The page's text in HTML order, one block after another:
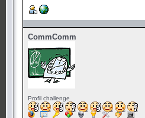
CommComm
Profil challenge